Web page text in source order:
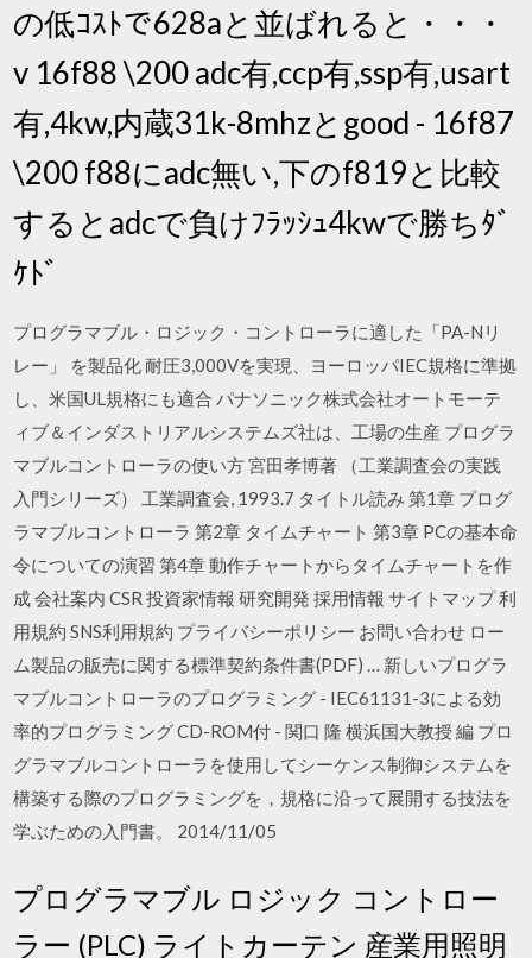
の低ｺｽﾄで628aと並ばれると・・・
v 16f88 \200 adc有,ccp有,ssp有,usart
有,4kw,内蔵31k-8mhzとgood - 16f87
\200 f88にadc無い,下のf819と比較
するとadcで負けﾌﾗｯｼｭ4kwで勝ちﾀﾞ
ｹﾄﾞ
プログラマブル・ロジック・コントローラに適した「PA-Nリ
レー」 を製品化 耐圧3,000Vを実現、ヨーロッパIEC規格に準拠
し、米国UL規格にも適合 パナソニック株式会社オートモーテ
ィブ＆インダストリアルシステムズ社は、工場の生産 プログラ
マブルコントローラの使い方 宮田孝博著 （工業調査会の実践
入門シリーズ） 工業調査会, 1993.7 タイトル読み 第1章 プログ
ラマブルコントローラ 第2章 タイムチャート 第3章 PCの基本命
令についての演習 第4章 動作チャートからタイムチャートを作
成 会社案内 CSR 投資家情報 研究開発 採用情報 サイトマップ 利
用規約 SNS利用規約 プライバシーポリシー お問い合わせ ロー
ム製品の販売に関する標準契約条件書(PDF) … 新しいプログラ
マブルコントローラのプログラミング - IEC61131-3による効
率的プログラミング CD-ROM付 - 関口 隆 横浜国大教授 編 プロ
グラマブルコントローラを使用してシーケンス制御システムを
構築する際のプログラミングを，規格に沿って展開する技法を
学ぶための入門書。 2014/11/05
プログラマブル ロジック コントロー
ラー (PLC) ライトカーテン 産業用照明